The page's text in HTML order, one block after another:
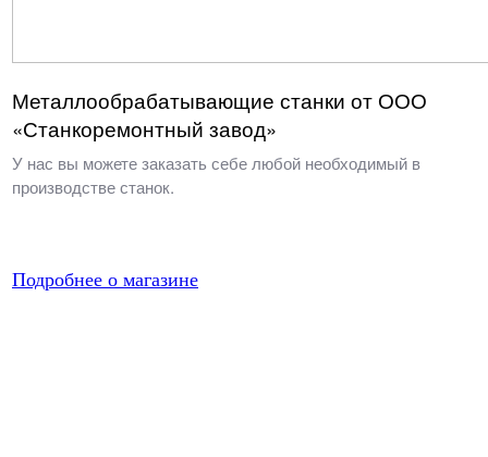
Металлообрабатывающие станки от ООО
«Станкоремонтный завод»
У нас вы можете заказать себе любой необходимый в
производстве станок.
Подробнее о магазине